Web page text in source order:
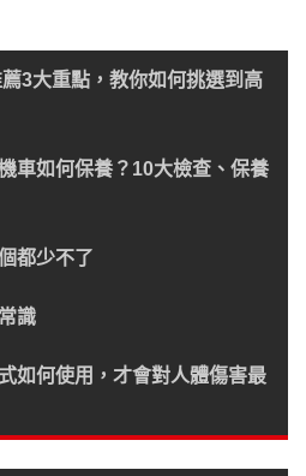
薦3大重點，教你如何挑選到高
車如何保養？10大檢查、保養
都少不了
識
如何使用，才會對人體傷害最